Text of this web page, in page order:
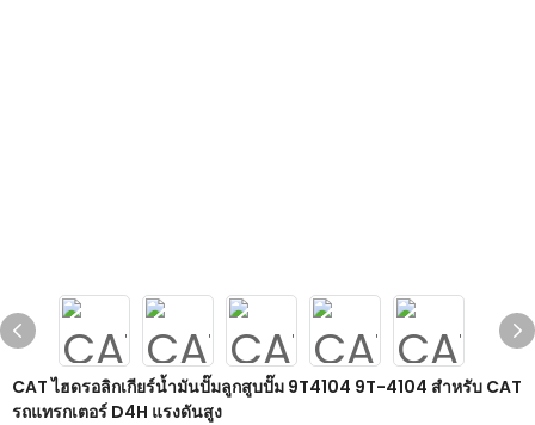
CAT ไฮดรอลิกเกียร์น้ำมันปั๊มลูกสูบปั๊ม 9T4104 9T-4104 สำหรับ CAT
รถแทรกเตอร์ D4H แรงดันสูง